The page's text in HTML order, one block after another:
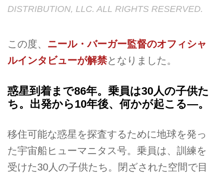
DISTRIBUTION, LLC. ALL RIGHTS RESERVED.
この度、 ニール・バーガー監督のオフィシャ
ルインタビューが解禁となりました。
惑星到着まで86年。乗員は30人の子供た
ち。出発から10年後、何かが起こる―。
移住可能な惑星を探査するために地球を発っ
た宇宙船ヒューマニタス号。乗員は、訓練を
受けた30人の子供たち。閉ざされた空間で目